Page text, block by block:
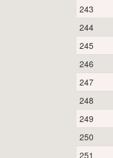
243
244
245
246
247
248
249
250
251